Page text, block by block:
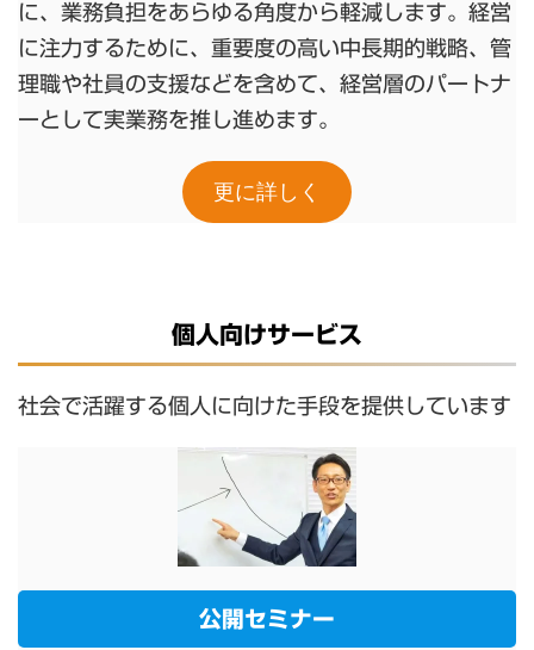
に、業務負担をあらゆる角度から軽減します。経営
に注力するために、重要度の高い中長期的戦略、管
理職や社員の支援などを含めて、経営層のパートナ
ーとして実業務を推し進めます。
更に詳しく
個人向けサービス
社会で活躍する個人に向けた手段を提供しています
公開セミナー